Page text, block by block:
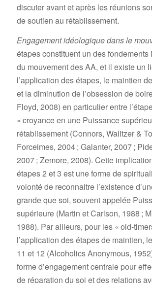
discuter avant et après les réunions
de soutien au rétablissement.
Engagement idéologique dans le
étapes constituent un des
du mouvement des AA, et il existe un
l’application des étapes, le maintien
et la diminution de l’obsession de
Floyd, 2008) en particulier entre
« croyance en une Puissance
rétablissement (Connors, Walitzer &
Forceimes, 2004 ; Galanter, 2007 ;
2007 ; Zemore, 2008). Cette
étapes 2 et 3 est une forme de
volonté de reconnaitre l’existence
grande que soi, souvent appelée
supérieure (Martin et Carlson, 1988 ;
1988). Par ailleurs, pour les « old-
l’application des étapes de maintien,
11 et 12 (Alcoholics Anonymous,
forme d’engagement centrale pour
de réparation du soi et des relations